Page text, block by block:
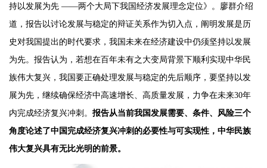
持以发展为先 ——两个大局下我国经济发展理念定位》。廖群介绍
道，报告以讨论发展与稳定的辩证关系作为切入点，阐明发展是历
史对我国提出的时代要求，我国未来在经济建设中仍须坚持以发展
为先。报告认为，若想在百年未有之大变局背景下顺利实现中华民
族伟大复兴，我国要正确处理发展与稳定的先后顺序，要坚持以发
展为先，继续确保经济中高速增长、高质量发展，力争在未来30年
内完成经济复兴冲刺。 报告从当前我国发展需要、条件、风险三个
角度论述了中国完成经济复兴冲刺的必要性与可实现性，中华民族
伟大复兴具有无比光明的前景。